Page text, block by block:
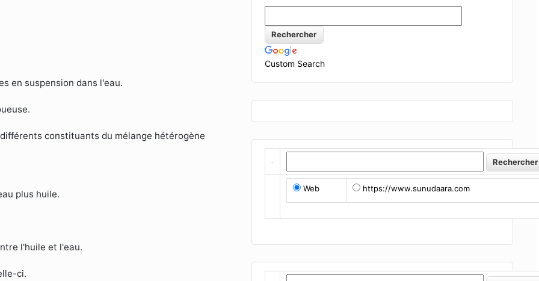
en suspension dans l'eau.
constituants du mélange hétérogène
plus huile.
l'huile et l'eau.
ci.
Custom Search
Web https://www.sunudaara.com